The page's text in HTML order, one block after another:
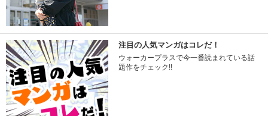
注目の人気マンガはコレだ！
ウォーカープラスで今一番読まれている話
題作をチェック!!